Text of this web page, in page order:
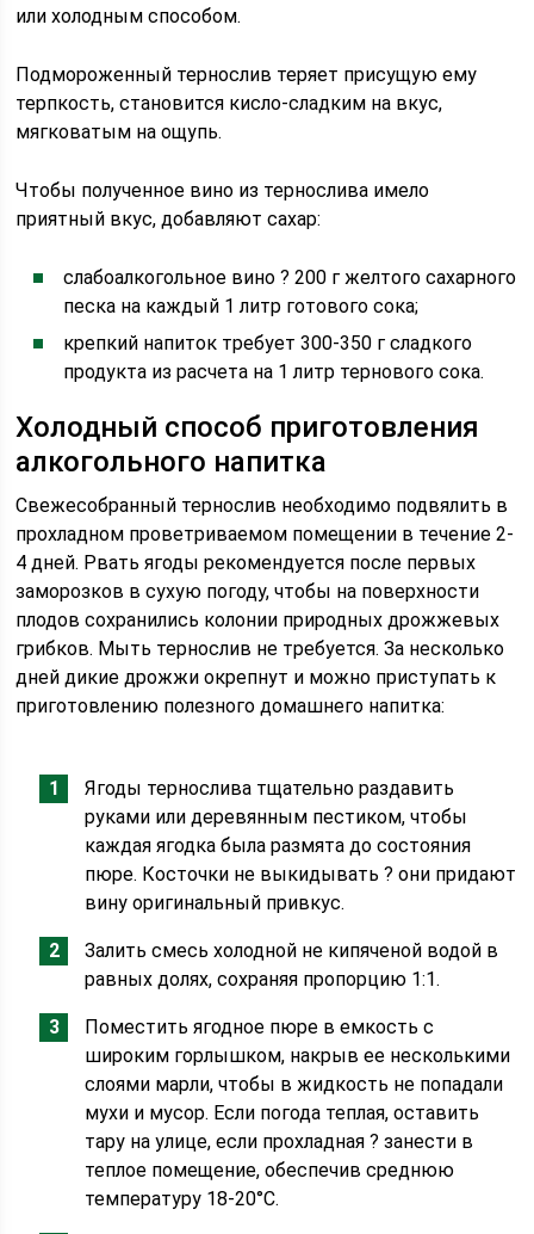
или холодным способом.
Подмороженный тернослив теряет присущую ему
терпкость, становится кисло-сладким на вкус,
мягковатым на ощупь.
Чтобы полученное вино из тернослива имело
приятный вкус, добавляют сахар:
слабоалкогольное вино ? 200 г желтого сахарного
песка на каждый 1 литр готового сока;
крепкий напиток требует 300-350 г сладкого
продукта из расчета на 1 литр тернового сока.
Холодный способ приготовления
алкогольного напитка
Свежесобранный тернослив необходимо подвялить в
прохладном проветриваемом помещении в течение 2-
4 дней. Рвать ягоды рекомендуется после первых
заморозков в сухую погоду, чтобы на поверхности
плодов сохранились колонии природных дрожжевых
грибков. Мыть тернослив не требуется. За несколько
дней дикие дрожжи окрепнут и можно приступать к
приготовлению полезного домашнего напитка:
Ягоды тернослива тщательно раздавить
руками или деревянным пестиком, чтобы
каждая ягодка была размята до состояния
пюре. Косточки не выкидывать ? они придают
вину оригинальный привкус.
Залить смесь холодной не кипяченой водой в
равных долях, сохраняя пропорцию 1:1.
Поместить ягодное пюре в емкость с
широким горлышком, накрыв ее несколькими
слоями марли, чтобы в жидкость не попадали
мухи и мусор. Если погода теплая, оставить
тару на улице, если прохладная ? занести в
теплое помещение, обеспечив среднюю
температуру 18-20°С.